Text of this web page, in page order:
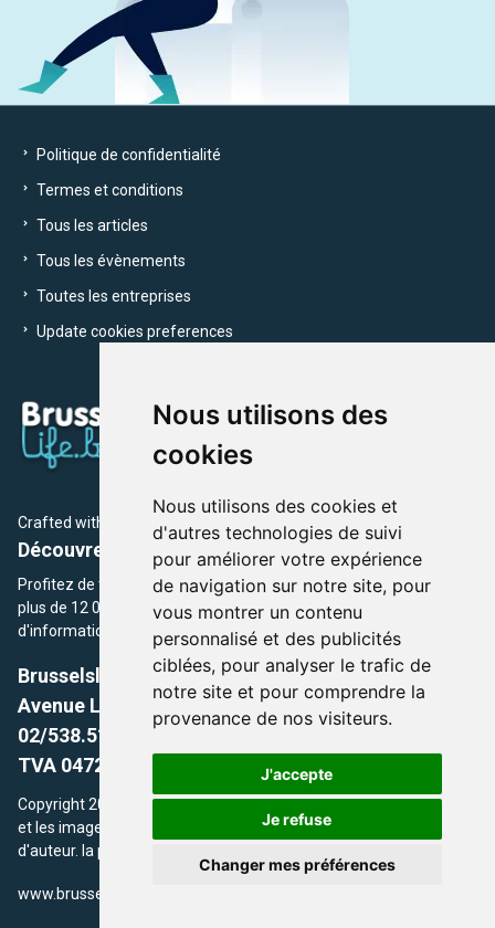
Nous utilisons des
cookies
Nous utilisons des cookies et
d'autres technologies de suivi
pour améliorer votre expérience
de navigation sur notre site, pour
vous montrer un contenu
personnalisé et des publicités
ciblées, pour analyser le trafic de
notre site et pour comprendre la
provenance de nos visiteurs.
J'accepte
Je refuse
Changer mes préférences
Politique de confidentialité
Termes et conditions
Tous les articles
Tous les évènements
Toutes les entreprises
Update cookies preferences
Crafted with by Brusselslife Team
Découvrez plus de 12 000 adresses et événements
Profitez de toutes les sections de BrusselsLife.be et découvrez
plus de 12 000 adresses et un grand choix d'événements,
d'informations et de conseils et astuces de notre écriture.
Brusselslife.be
Avenue Louise, 500 -1050 Ixelles, Brussels,
02/538.51.49.
TVA 0472.281.221
Copyright 2026 © Brusselslife.be Tous droits réservés. Le contenu
et les images utilisés sur ce site sont protégés par le droit
d'auteur. la propriétaires respectifs.
www.brusselsLife.be